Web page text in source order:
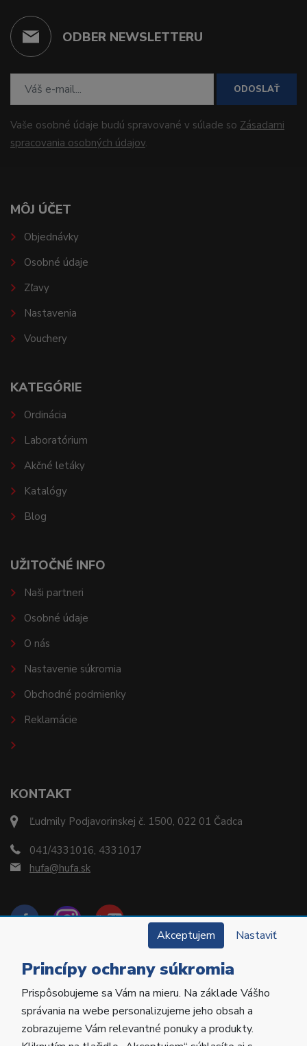
ODBER NEWSLETTERU
ODOSLAŤ
Vaše osobné údaje budú spravované v súlade so Zásadami
spracovania osobných údajov.
KONTAKT
Ľudmily Podjavorinskej č. 1500, 022 01 Čadca
041/4331016, 4331017
hufa@hufa.sk
MÔJ ÚČET
Objednávky
Osobné údaje
Zľavy
Nastavenia
Vouchery
KATEGÓRIE
Ordinácia
Laboratórium
Akčné letáky
Katalógy
Blog
UŽITOČNÉ INFO
Naši partneri
Osobné údaje
O nás
Nastavenie súkromia
Obchodné podmienky
Reklamácie
Copyright © 2022 Hu-Fa Dental a.s. Všetky práva
vyhradené.
Akceptujem Nastaviť
Princípy ochrany súkromia
Prispôsobujeme sa Vám na mieru. Na základe Vášho
správania na webe personalizujeme jeho obsah a
zobrazujeme Vám relevantné ponuky a produkty.